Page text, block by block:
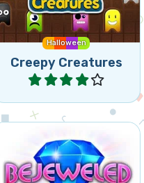
Halloween
Creepy Creatures
Jugar
Bejeweled para tu tablet o
tu móvil. Intercambia joyas
en este clásico juego.